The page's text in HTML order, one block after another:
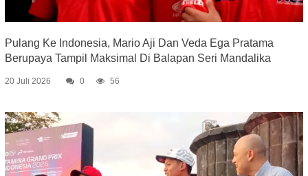
Pulang Ke Indonesia, Mario Aji Dan Veda Ega Pratama
Berupaya Tampil Maksimal Di Balapan Seri Mandalika
20 Juli 2026 0 56